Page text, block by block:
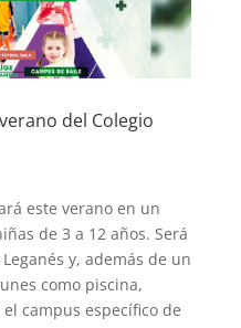
del Colegio
este verano en un
de 3 a 12 años. Será
y, además de un
como piscina,
campus específico de